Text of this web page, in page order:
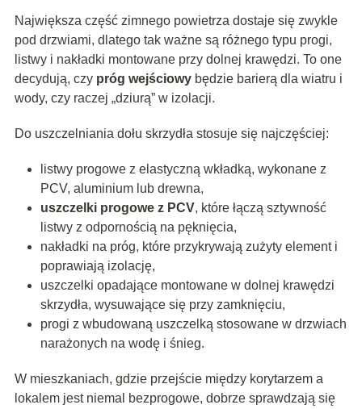
Największa część zimnego powietrza dostaje się zwykle
pod drzwiami, dlatego tak ważne są różnego typu progi,
listwy i nakładki montowane przy dolnej krawędzi. To one
decydują, czy próg wejściowybędzie barierą dla wiatru i
wody, czy raczej „dziurą” w izolacji.
Do uszczelniania dołu skrzydła stosuje się najczęściej:
listwy progowe z elastyczną wkładką, wykonane z
PCV, aluminium lub drewna,
uszczelki progowe z PCV, które łączą sztywność
listwy z odpornością na pęknięcia,
nakładki na próg, które przykrywają zużyty element i
poprawiają izolację,
uszczelki opadające montowane w dolnej krawędzi
skrzydła, wysuwające się przy zamknięciu,
progi z wbudowaną uszczelką stosowane w drzwiach
narażonych na wodę i śnieg.
W mieszkaniach, gdzie przejście między korytarzem a
lokalem jest niemal bezprogowe, dobrze sprawdzają się